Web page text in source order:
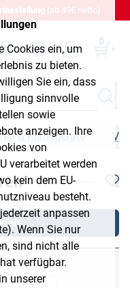
Cookies ein, um
zu bieten.
Sie ein, dass
sinnvolle
sowie
anzeigen. Ihre
von
verarbeitet werden
kein dem EU-
besteht.
anpassen
Wenn Sie nur
sind nicht alle
verfügbar.
unserer
(ab 49€ netto)
0
& Klimageräte